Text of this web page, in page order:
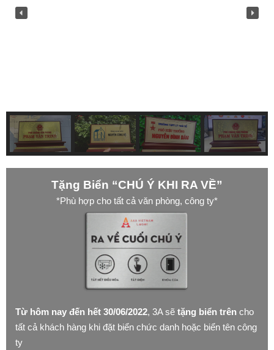
Tặng Biển “CHÚ Ý KHI RA VỀ”
*Phù hợp cho tất cả văn phòng, công ty*
Từ hôm nay đến hết 30/06/2022, 3A sẽ tặng biển trên cho
tất cả khách hàng khi đặt biển chức danh hoặc biển tên công
ty